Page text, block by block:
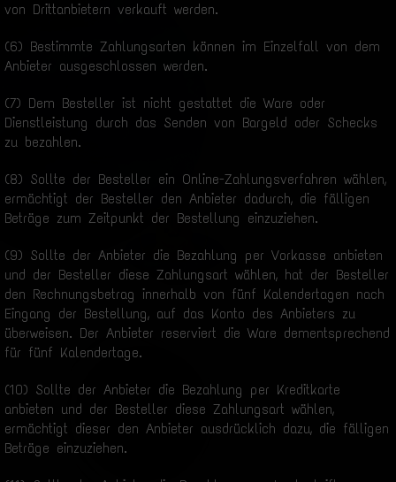
von Drittanbietern verkauft werden.
(6) Bestimmte Zahlungsarten können im Einzelfall von dem
Anbieter ausgeschlossen werden.
(7) Dem Besteller ist nicht gestattet die Ware oder
Dienstleistung durch das Senden von Bargeld oder Schecks
zu bezahlen.
(8) Sollte der Besteller ein Online-Zahlungsverfahren wählen,
ermächtigt der Besteller den Anbieter dadurch, die fälligen
Beträge zum Zeitpunkt der Bestellung einzuziehen.
(9) Sollte der Anbieter die Bezahlung per Vorkasse anbieten
und der Besteller diese Zahlungsart wählen, hat der Besteller
den Rechnungsbetrag innerhalb von fünf Kalendertagen nach
Eingang der Bestellung, auf das Konto des Anbieters zu
überweisen. Der Anbieter reserviert die Ware dementsprechend
für fünf Kalendertage.
(10) Sollte der Anbieter die Bezahlung per Kreditkarte
anbieten und der Besteller diese Zahlungsart wählen,
ermächtigt dieser den Anbieter ausdrücklich dazu, die fälligen
Beträge einzuziehen.